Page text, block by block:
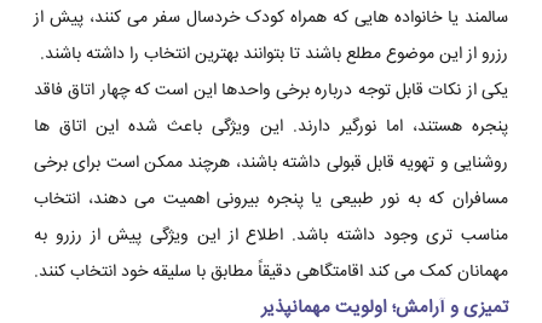
سالمند یا خانواده هایی که همراه کودک خردسال سفر می کنند، پیش از
رزرو از این موضوع مطلع باشند تا بتوانند بهترین انتخاب را داشته باشند.
یکی از نکات قابل توجه درباره برخی واحدها این است که چهار اتاق فاقد
پنجره هستند، اما نورگیر دارند. این ویژگی باعث شده این اتاق ها
روشنایی و تهویه قابل قبولی داشته باشند، هرچند ممکن است برای برخی
مسافران که به نور طبیعی یا پنجره بیرونی اهمیت می دهند، انتخاب
مناسب تری وجود داشته باشد. اطلاع از این ویژگی پیش از رزرو به
مهمانان کمک می کند اقامتگاهی دقیقاً مطابق با سلیقه خود انتخاب کنند.
تمیزی و آرامش؛ اولویت مهمانپذیر